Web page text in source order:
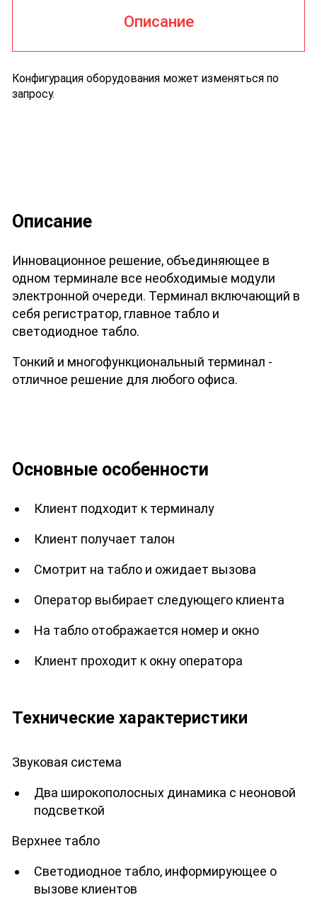
Описание
Конфигурация оборудования может изменяться по
запросу.
Описание
Инновационное решение, объединяющее в
одном терминале все необходимые модули
электронной очереди. Терминал включающий в
себя регистратор, главное табло и
светодиодное табло.
Тонкий и многофункциональный терминал -
отличное решение для любого офиса.
Основные особенности
Клиент подходит к терминалу
Клиент получает талон
Смотрит на табло и ожидает вызова
Оператор выбирает следующего клиента
На табло отображается номер и окно
Клиент проходит к окну оператора
Технические характеристики
Звуковая система
Два широкополосных динамика с неоновой
подсветкой
Верхнее табло
Светодиодное табло, информирующее о
вызове клиентов